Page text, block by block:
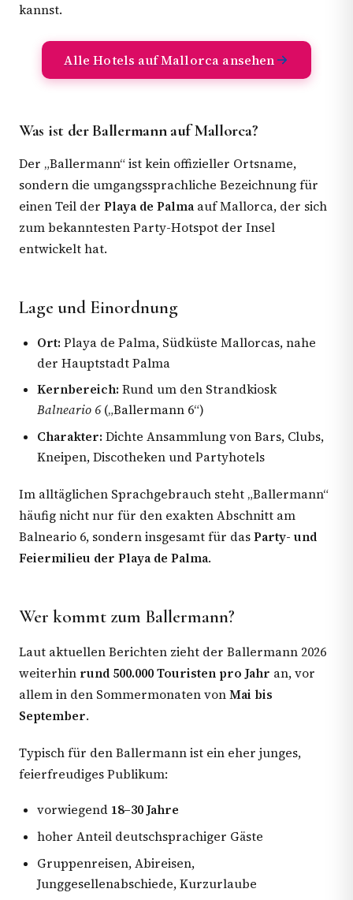
kannst.
Alle Hotels auf Mallorca ansehen
Was ist der Ballermann auf Mallorca?
Der „Ballermann“ ist kein offizieller Ortsname,
sondern die umgangssprachliche Bezeichnung für
einen Teil der Playa de Palmaauf Mallorca, der sich
zum bekanntesten Party-Hotspot der Insel
entwickelt hat.
Lage und Einordnung
Ort: Playa de Palma, Südküste Mallorcas, nahe
der Hauptstadt Palma
Kernbereich: Rund um den Strandkiosk
Balneario 6(„Ballermann 6“)
Charakter: Dichte Ansammlung von Bars, Clubs,
Kneipen, Discotheken und Partyhotels
Im alltäglichen Sprachgebrauch steht „Ballermann“
häufig nicht nur für den exakten Abschnitt am
Balneario 6, sondern insgesamt für dasParty- und
Feiermilieu der Playa de Palma.
Wer kommt zum Ballermann?
Laut aktuellen Berichten zieht der Ballermann 2026
weiterhin rund 500.000 Touristen pro Jahr an, vor
allem in den Sommermonaten vonMai bis
September.
Typisch für den Ballermann ist ein eher junges,
feierfreudiges Publikum:
vorwiegend 18–30 Jahre
hoher Anteil deutschsprachiger Gäste
Gruppenreisen, Abireisen,
Junggesellenabschiede, Kurzurlaube